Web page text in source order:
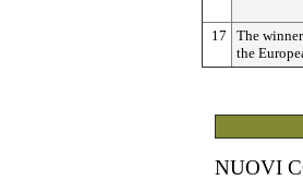
17
The
the
NUOVI